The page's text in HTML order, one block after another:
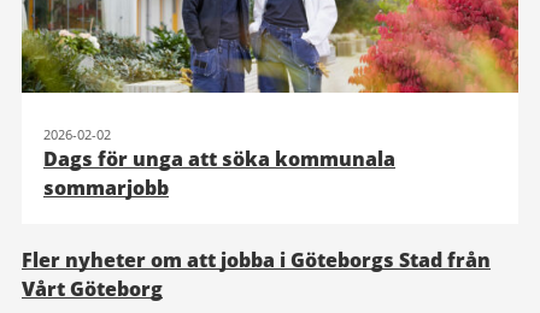
2026-02-02
Dags för unga att söka kommunala
sommarjobb
Fler nyheter om att jobba i Göteborgs Stad från
Vårt Göteborg